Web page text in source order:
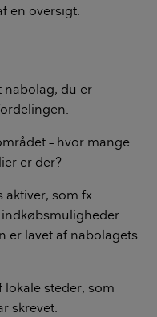
en oversigt.
nabolag, du er
– hvor mange
er der?
aktiver, som fx
er lavet af nabolagets
lokale steder, som
skrevet.